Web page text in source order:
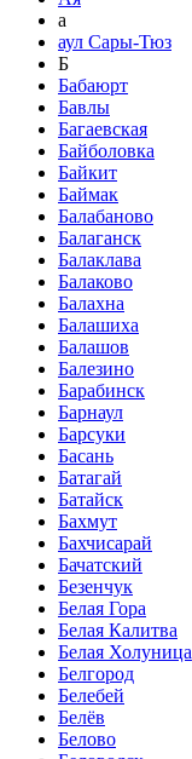
а
аул Сары-Тюз
Б
Бабаюрт
Бавлы
Багаевская
Байболовка
Байкит
Баймак
Балабаново
Балаганск
Балаклава
Балаково
Балахна
Балашиха
Балашов
Балезино
Барабинск
Барнаул
Барсуки
Басань
Батагай
Батайск
Бахмут
Бахчисарай
Бачатский
Безенчук
Белая Гора
Белая Калитва
Белая Холуница
Белгород
Белебей
Белёв
Белово